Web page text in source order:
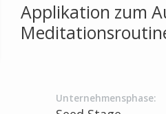
Applikation zum
Unternehmensphase: